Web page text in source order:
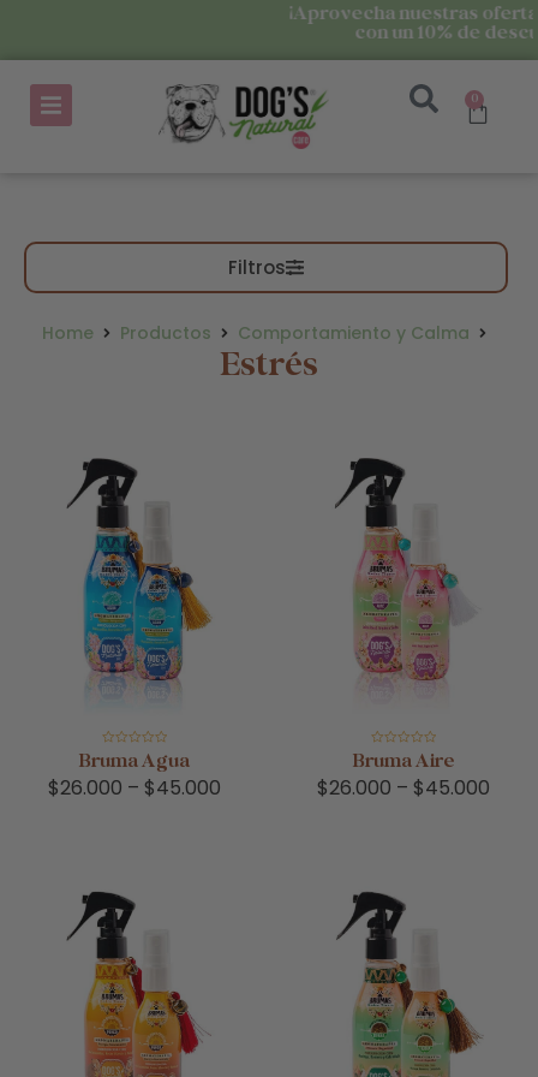
¡Aprovecha nuestras ofertas en
con un 10% de descuento!
0
Filtros
Estrés
Home Productos Comportamiento y Calma
Bruma Agua
$26.000 – $45.000
en
0
de
Bruma Aire
$26.000 – $45.000
en
0
de